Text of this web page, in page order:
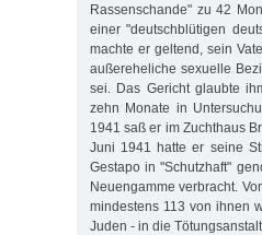
Rassenschande" zu 42
einer "deutschblütigen
machte er geltend, sein
außereheliche sexuelle
sei. Das Gericht glaubte
zehn Monate in
1941 saß er im Zuchthaus
Juni 1941 hatte er seine
Gestapo in "Schutzhaft"
Neuengamme verbracht.
mindestens 113 von ihnen
Juden - in die